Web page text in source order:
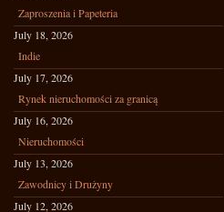
Zaproszenia i Papeteria
July 18, 2026
Indie
July 17, 2026
Rynek nieruchomości za granicą
July 16, 2026
Nieruchomości
July 13, 2026
Zawodnicy i Drużyny
July 12, 2026